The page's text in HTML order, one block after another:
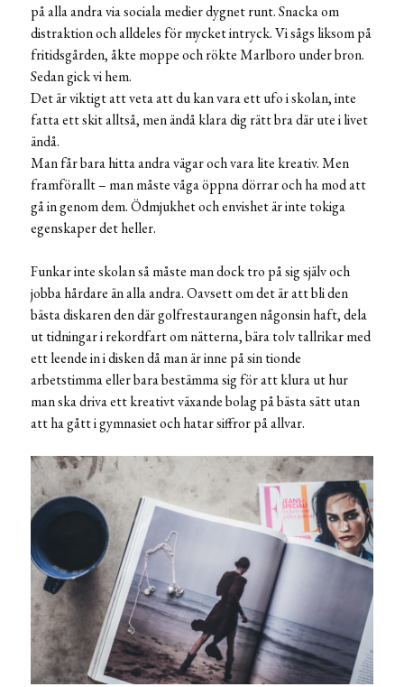
på alla andra via sociala medier dygnet runt. Snacka om
distraktion och alldeles för mycket intryck. Vi sågs liksom på
fritidsgården, åkte moppe och rökte Marlboro under bron.
Sedan gick vi hem.
Det är viktigt att veta att du kan vara ett ufo i skolan, inte
fatta ett skit alltså, men ändå klara dig rätt bra där ute i livet
ändå.
Man får bara hitta andra vägar och vara lite kreativ. Men
framförallt – man måste våga öppna dörrar och ha mod att
gå in genom dem. Ödmjukhet och envishet är inte tokiga
egenskaper det heller.
Funkar inte skolan så måste man dock tro på sig själv och
jobba hårdare än alla andra. Oavsett om det är att bli den
bästa diskaren den där golfrestaurangen någonsin haft, dela
ut tidningar i rekordfart om nätterna, bära tolv tallrikar med
ett leende in i disken då man är inne på sin tionde
arbetstimma eller bara bestämma sig för att klura ut hur
man ska driva ett kreativt växande bolag på bästa sätt utan
att ha gått i gymnasiet och hatar siffror på allvar.